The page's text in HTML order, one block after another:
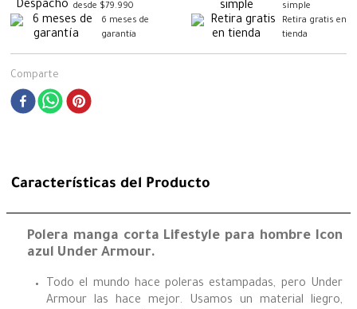
desde $79.990
simple
6 meses de
garantía
Retira gratis en
tienda
Comparte
Características del Producto
Polera manga corta Lifestyle para hombre Icon
azul Under Armour.
Todo el mundo hace poleras estampadas, pero Under
Armour las hace mejor. Usamos un material liegro,